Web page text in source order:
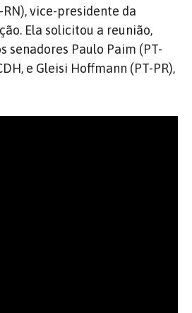
vice-presidente da
Ela solicitou a reunião,
senadores Paulo Paim (PT-
e Gleisi Hoffmann (PT-PR),